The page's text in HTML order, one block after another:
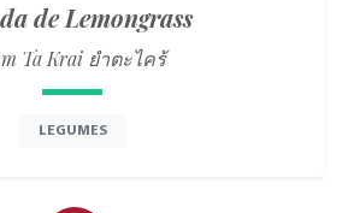
de Lemongrass
Ta Krai ยำตะไคร้
LEGUMES